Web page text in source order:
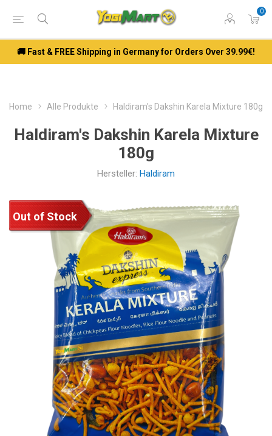
0
🚚 Fast & FREE Shipping in Germany for Orders Over 39.99€!
Home Alle Produkte Haldiram's Dakshin Karela Mixture 180g
Haldiram's Dakshin Karela Mixture
180g
Hersteller: Haldiram
Out of Stock